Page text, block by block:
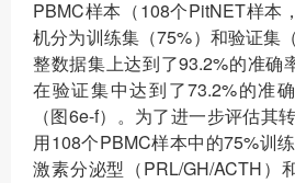
PBMC样本（108个PitNET样本
机分为训练集（75%）和验证集
整数据集上达到了93.2%的准确
在验证集中达到了73.2%的准确
（图6e-f）。为了进一步评估其
用108个PBMC样本中的75%训
激素分泌型（PRL/GH/ACTH）